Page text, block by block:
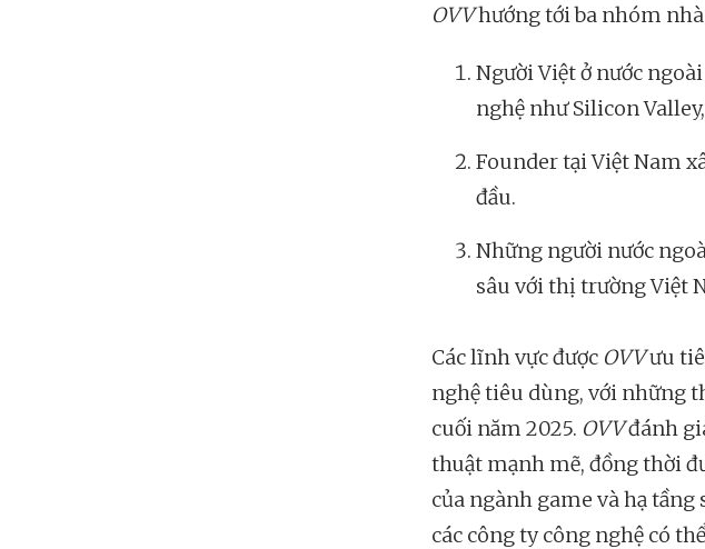
OVVhướng tới ba nhóm
Người Việt ở nước
nghệ như Silicon
Founder tại Việt Nam
đầu.
Những người nước
sâu với thị trường Việt
Các lĩnh vực được OVVưu
nghệ tiêu dùng, với những
cuối năm 2025. OVVđánh
thuật mạnh mẽ, đồng thời
của ngành game và hạ
các công ty công nghệ có